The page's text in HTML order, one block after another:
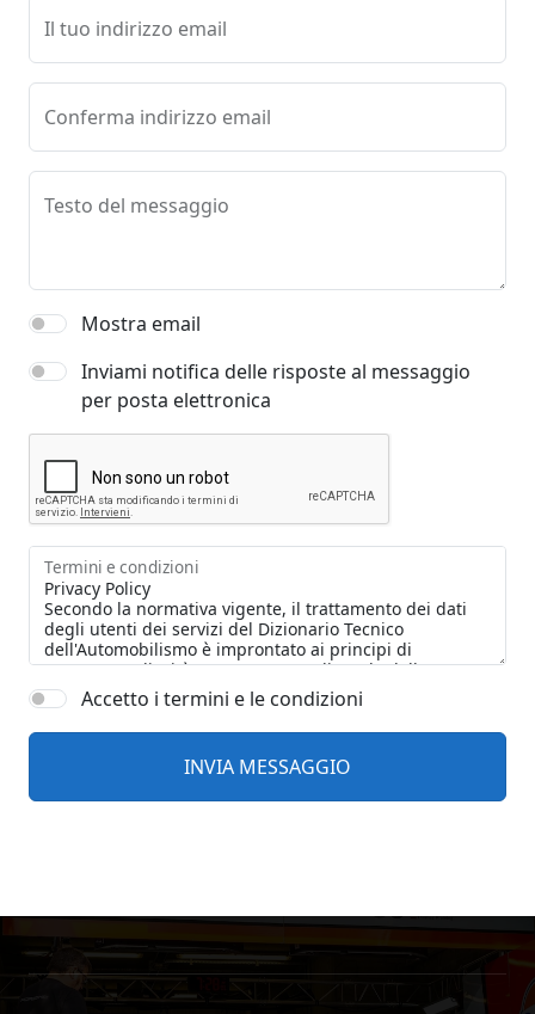
Il tuo indirizzo email
Conferma indirizzo email
Testo del messaggio
Mostra email
Inviami notifica delle risposte al messaggio
per posta elettronica
Termini e condizioni
Accetto i termini e le condizioni